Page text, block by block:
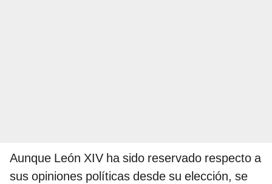
Aunque León XIV ha sido reservado respecto a
sus opiniones políticas desde su elección, se